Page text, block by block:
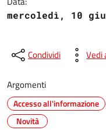
mercoledì, 10
Condividi Vedi
Argomenti
Accesso all'informazione
Novità